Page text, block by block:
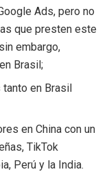
Ads, pero no
que presten este
embargo,
Brasil;
tanto en Brasil
en China con un
TikTok
Perú y la India.